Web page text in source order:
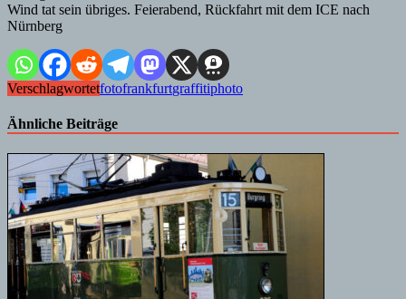
Wind tat sein übriges. Feierabend, Rückfahrt mit dem ICE nach
Nürnberg
Verschlagwortetfotofrankfurtgraffitiphoto
Ähnliche Beiträge